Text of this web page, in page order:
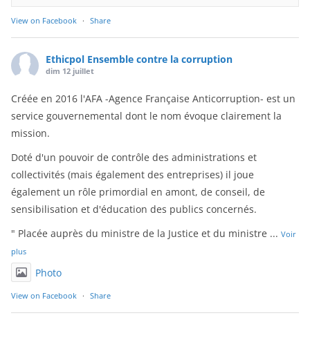
View on Facebook · Share
Ethicpol Ensemble contre la corruption
dim 12 juillet
Créée en 2016 l'AFA -Agence Française Anticorruption- est un
service gouvernemental dont le nom évoque clairement la
mission.
Doté d'un pouvoir de contrôle des administrations et
collectivités (mais également des entreprises) il joue
également un rôle primordial en amont, de conseil, de
sensibilisation et d'éducation des publics concernés.
" Placée auprès du ministre de la Justice et du ministre ... Voir
plus
Photo
View on Facebook · Share